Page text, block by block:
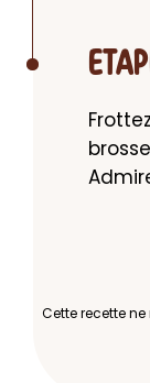
Cette recette